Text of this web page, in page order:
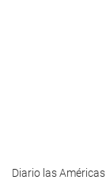
Diario las Américas